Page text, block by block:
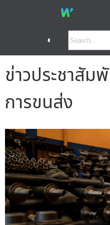
◐
ข่าวประชาสัม
การขนส่ง